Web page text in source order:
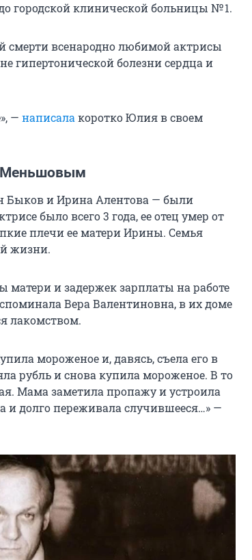
городской клинической больницы № 1.
смерти всенародно любимой актрисы
гипертонической болезни сердца и
— написала коротко Юлия в своем
Меньшовым
Быков и Ирина Алентова — были
было всего 3 года, ее отец умер от
плечи ее матери Ирины. Семья
жизни.
матери и задержек зарплаты на работе
Вера Валентиновна, в их доме
лакомством.
мороженое и, давясь, съела его в
рубль и снова купила мороженое. В то
Мама заметила пропажу и устроила
и долго переживала случившееся…» —